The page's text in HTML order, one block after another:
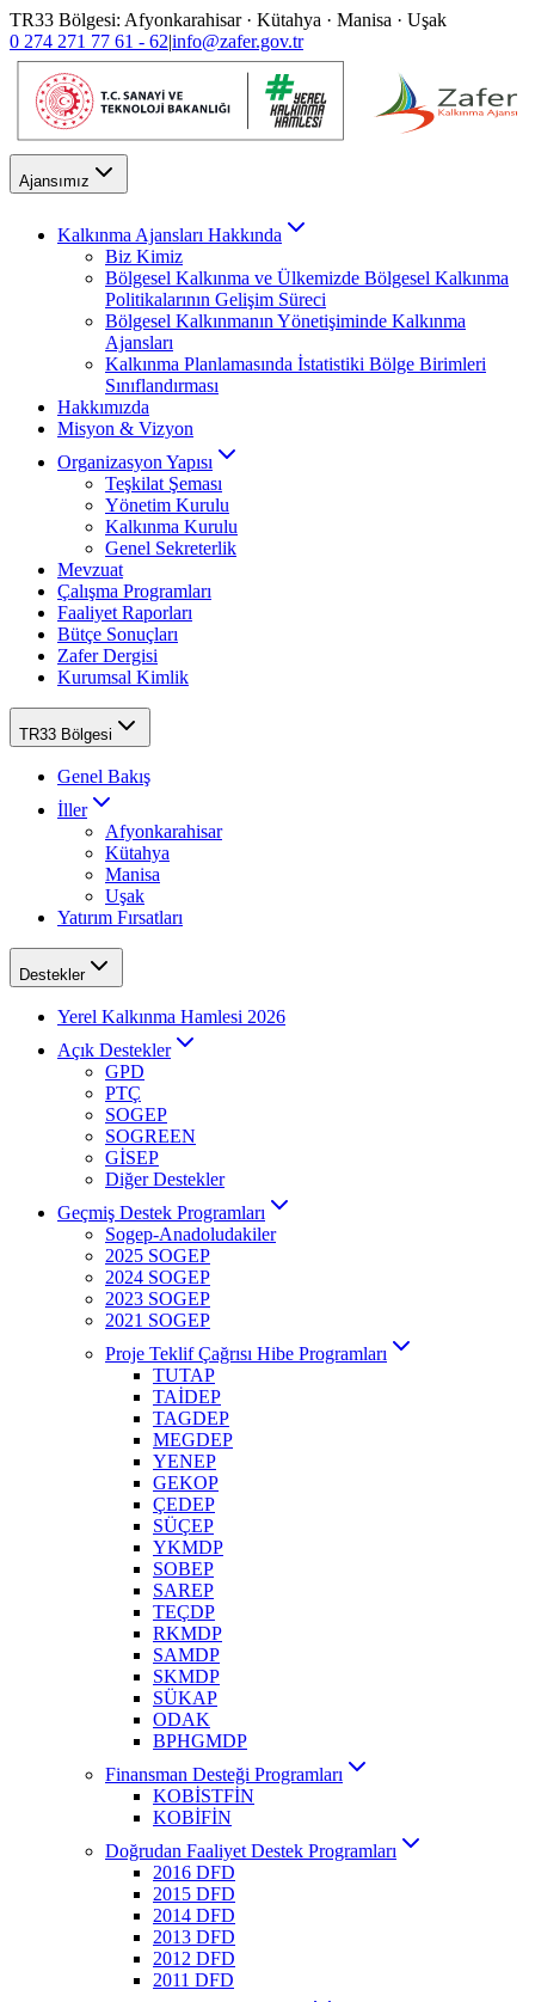
TR33 Bölgesi: Afyonkarahisar · Kütahya · Manisa · Uşak
0 274 271 77 61 - 62|info@zafer.gov.tr
Ajansımız
Kalkınma Ajansları Hakkında
Biz Kimiz
Bölgesel Kalkınma ve Ülkemizde Bölgesel Kalkınma
Politikalarının Gelişim Süreci
Bölgesel Kalkınmanın Yönetişiminde Kalkınma
Ajansları
Kalkınma Planlamasında İstatistiki Bölge Birimleri
Sınıflandırması
Hakkımızda
Misyon & Vizyon
Organizasyon Yapısı
Teşkilat Şeması
Yönetim Kurulu
Kalkınma Kurulu
Genel Sekreterlik
Mevzuat
Çalışma Programları
Faaliyet Raporları
Bütçe Sonuçları
Zafer Dergisi
Kurumsal Kimlik
TR33 Bölgesi
Genel Bakış
İller
Afyonkarahisar
Kütahya
Manisa
Uşak
Yatırım Fırsatları
Destekler
Yerel Kalkınma Hamlesi 2026
Açık Destekler
GPD
PTÇ
SOGEP
SOGREEN
GİSEP
Diğer Destekler
Geçmiş Destek Programları
Sogep-Anadoludakiler
2025 SOGEP
2024 SOGEP
2023 SOGEP
2021 SOGEP
Proje Teklif Çağrısı Hibe Programları
TUTAP
TAİDEP
TAGDEP
MEGDEP
YENEP
GEKOP
ÇEDEP
SÜÇEP
YKMDP
SOBEP
SAREP
TEÇDP
RKMDP
SAMDP
SKMDP
SÜKAP
ODAK
BPHGMDP
Finansman Desteği Programları
KOBİSTFİN
KOBİFİN
Doğrudan Faaliyet Destek Programları
2016 DFD
2015 DFD
2014 DFD
2013 DFD
2012 DFD
2011 DFD